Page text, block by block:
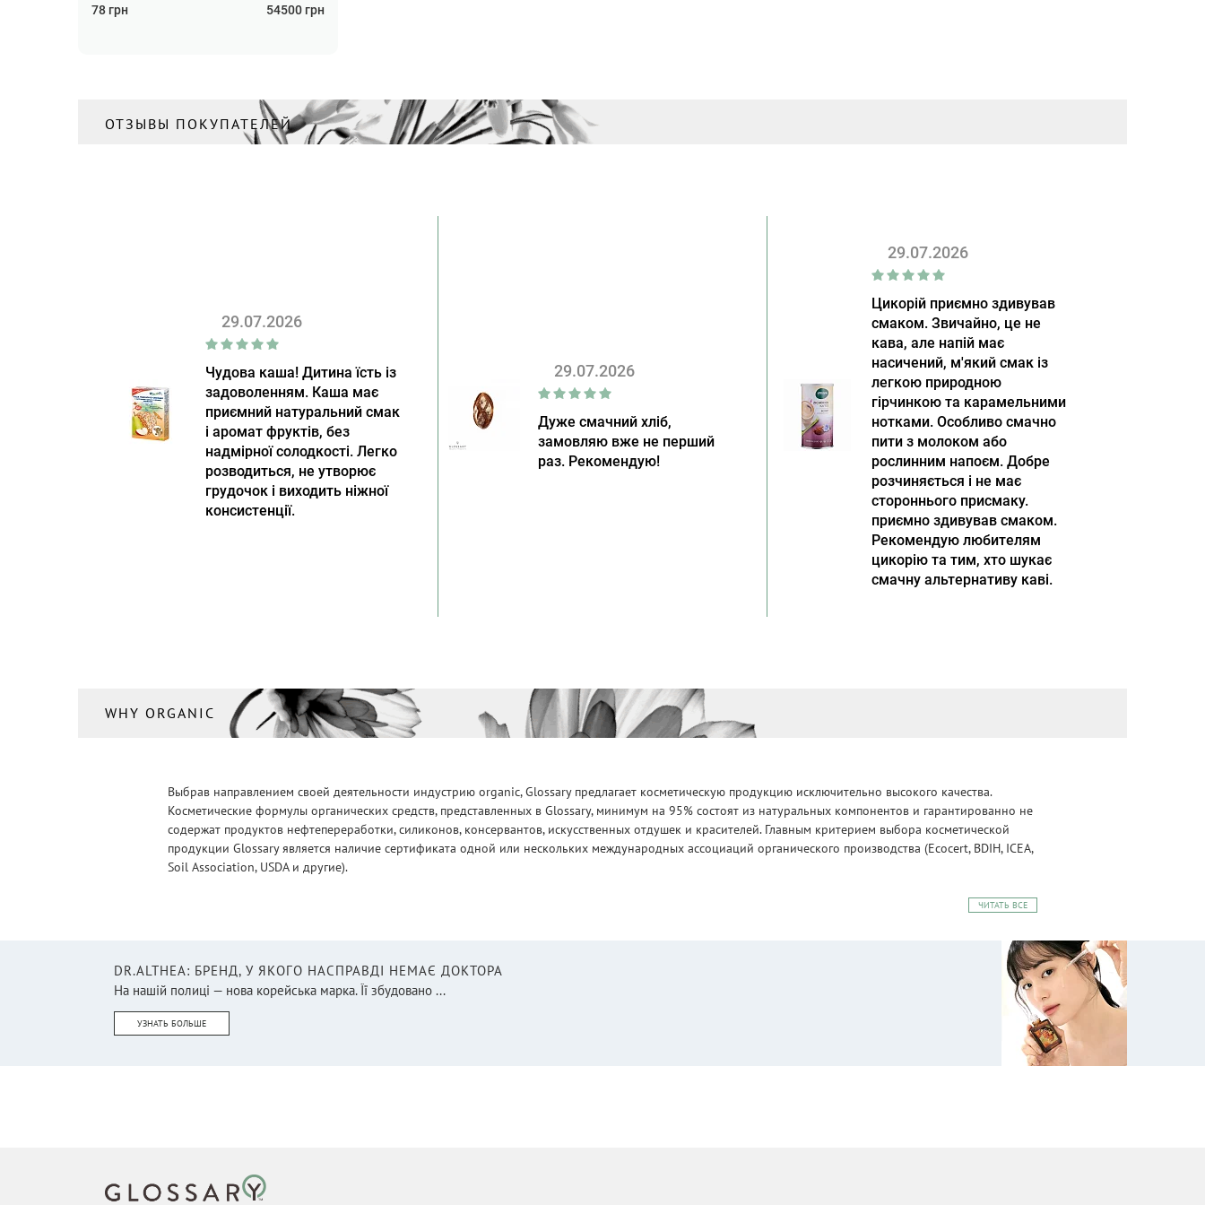
(1)
78 грн 54500 грн
ОТЗЫВЫ ПОКУПАТЕЛЕЙ
29.07.2026
Чудова каша! Дитина їсть із
задоволенням. Каша має
приємний натуральний смак
і аромат фруктів, без
надмірної солодкості. Легко
розводиться, не утворює
грудочок і виходить ніжної
консистенції.
29.07.2026
Дуже смачний хліб,
замовляю вже не перший
раз. Рекомендую!
29.07.2026
Цикорій приємно здивував
смаком. Звичайно, це не
кава, але напій має
насичений, м'який смак із
легкою природною
гірчинкою та карамельними
нотками. Особливо смачно
пити з молоком або
рослинним напоєм. Добре
розчиняється і не має
стороннього присмаку.
приємно здивував смаком.
Рекомендую любителям
цикорію та тим, хто шукає
смачну альтернативу каві.
WHY ORGANIC
Выбрав направлением своей деятельности индустрию organic, Glossary предлагает косметическую продукцию исключительно высокого качества.
Косметические формулы органических средств, представленных в Glossary, минимум на 95% состоят из натуральных компонентов и гарантированно не
содержат продуктов нефтепереработки, силиконов, консервантов, искусственных отдушек и красителей. Главным критерием выбора косметической
продукции Glossary является наличие сертификата одной или нескольких международных ассоциаций органического производства (Ecocert, BDIH, ICEA,
Soil Association, USDA и другие).
ЧИТАТЬ ВСЕ
DR.ALTHEA: БРЕНД, У ЯКОГО НАСПРАВДІ НЕМАЄ ДОКТОРА
На нашій полиці — нова корейська марка. Її збудовано ...
УЗНАТЬ БОЛЬШЕ